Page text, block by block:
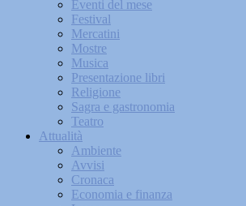
Eventi del mese
Festival
Mercatini
Mostre
Musica
Presentazione libri
Religione
Sagra e gastronomia
Teatro
Attualità
Ambiente
Avvisi
Cronaca
Economia e finanza